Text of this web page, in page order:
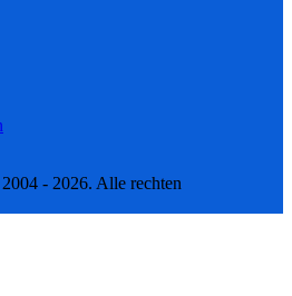
- 2026. Alle rechten